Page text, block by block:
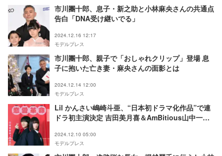
市川團十郎、息子・新之助と小林麻央さんの共通点
告白「DNA受け継いでる」
2024.12.16 12:17
モデルプレス
市川團十郎、親子で「おしゃれクリップ」登場 息
子に抱いた亡き妻・麻央さんの面影とは
2024.12.14 12:00
モデルプレス
Lil かんさい嶋崎斗亜、“日本初ドラマ化作品”で連
ドラ初主演決定 吉田美月喜＆AmBitious山中一輝
2024.12.10 05:00
モデルプレス